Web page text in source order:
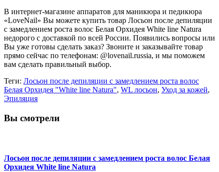
В интернет-магазине аппаратов для маникюра и педикюра
«LoveNail» Вы можете купить товар Лосьон после депиляции
с замедлением роста волос Белая Орхидея White line Natura
недорого с доставкой по всей России. Появились вопросы или
Вы уже готовы сделать заказ? Звоните и заказывайте товар
прямо сейчас по телефонам: @lovenail.russia, и мы поможем
вам сделать правильный выбор.
Теги: Лосьон после депиляции с замедлением роста волос
Белая Орхидея "White line Natura", WL лосьон, Уход за кожей,
Эпиляция
Вы смотрели
Лосьон после депиляции с замедлением роста волос Белая
Орхидея White line Natura